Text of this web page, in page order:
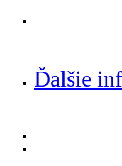
|
Ďalšie
|